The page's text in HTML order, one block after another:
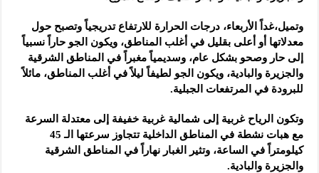
وتميل،غداً الأربعاء، درجات الحرارة للارتفاع تدريجياً وتصبح حول
معدلاتها أو أعلى بقليل في أغلب المناطق، ويكون الجو حاراً نسبياً
إلى حار وصحو بشكل عام، وسديمياً مغبراً في المناطق الشرقية
والجزيرة والبادية، ويكون الجو لطيفاً ليلاً في أغلب المناطق، مائلاً
للبرودة في المرتفعات الجبلية.
وتكون الرياح غربية إلى شمالية غربية خفيفة إلى معتدلة السرعة
مع هبات نشطة في المناطق الداخلية تتجاوز سرعتها الـ 45
كيلومتراً في الساعة، وتثير الغبار نهاراً في المناطق الشرقية
والجزيرة والبادية.